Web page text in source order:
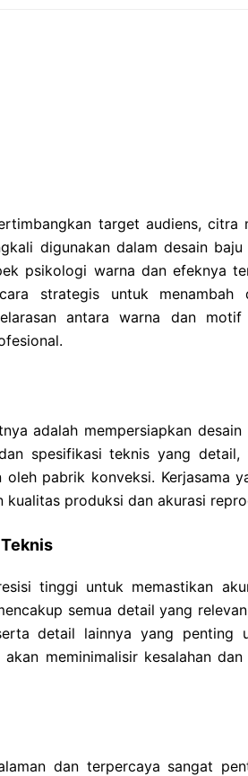
target audiens, citra
digunakan dalam desain
psikologi warna dan efeknya
strategis untuk menambah
antara warna dan
adalah mempersiapkan
spesifikasi teknis yang detail,
pabrik konveksi. Kerjasama
produksi dan akurasi
tinggi untuk memastikan
semua detail yang
detail lainnya yang penting
meminimalisir kesalahan
dan terpercaya sangat